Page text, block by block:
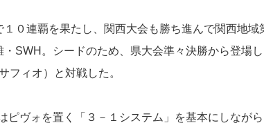
１０連覇を果たし、関西大会も勝ち進んで関西地域
・SWH。シードのため、県大会準々決勝から登場
フィオ）と対戦した。
ピヴォを置く「３－１システム」を基本にしなが